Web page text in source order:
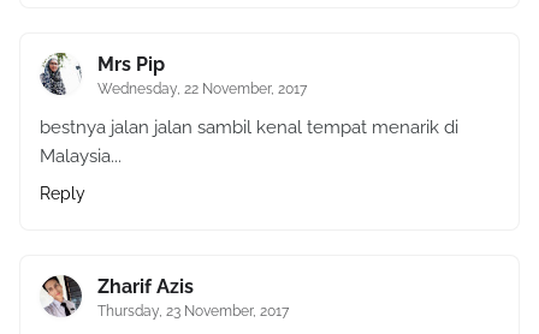
Mrs Pip
Wednesday, 22 November, 2017
bestnya jalan jalan sambil kenal tempat menarik di
Malaysia...
Reply
Zharif Azis
Thursday, 23 November, 2017